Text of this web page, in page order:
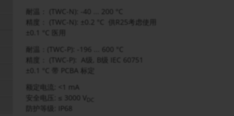
耐温：
(TWC-N): -40 ... 200 °C
精度：
(TWC-N): ±0.2 °C 供R25考虑使用
±0.1 °C 医用
耐温：
(TWC-P): -196 ... 600 °C
精度：
(TWC-P): A级, B级 IEC 60751
±0.1 °C 带 PCBA 标定
额定电流
: <1 mA
: ≤ 3000 V